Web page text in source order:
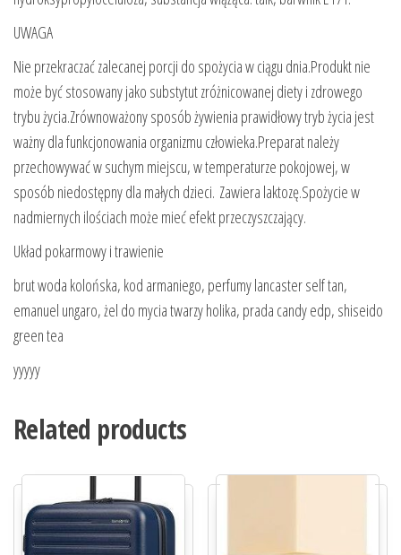
UWAGA
Nie przekraczać zalecanej porcji do spożycia w ciągu dnia.Produkt nie
może być stosowany jako substytut zróżnicowanej diety i zdrowego
trybu życia.Zrównoważony sposób żywienia prawidłowy tryb życia jest
ważny dla funkcjonowania organizmu człowieka.Preparat należy
przechowywać w suchym miejscu, w temperaturze pokojowej, w
sposób niedostępny dla małych dzieci. Zawiera laktozę.Spożycie w
nadmiernych ilościach może mieć efekt przeczyszczający.
Układ pokarmowy i trawienie
brut woda kolońska, kod armaniego, perfumy lancaster self tan,
emanuel ungaro, żel do mycia twarzy holika, prada candy edp, shiseido
green tea
yyyyy
Related products